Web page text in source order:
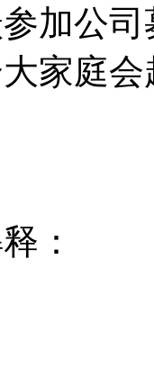
加公
家庭
：